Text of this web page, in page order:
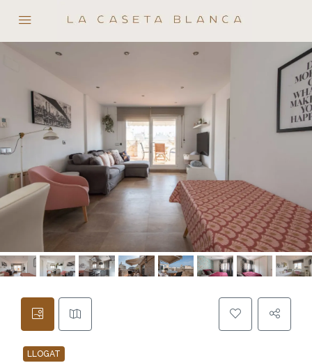
LLOGAT